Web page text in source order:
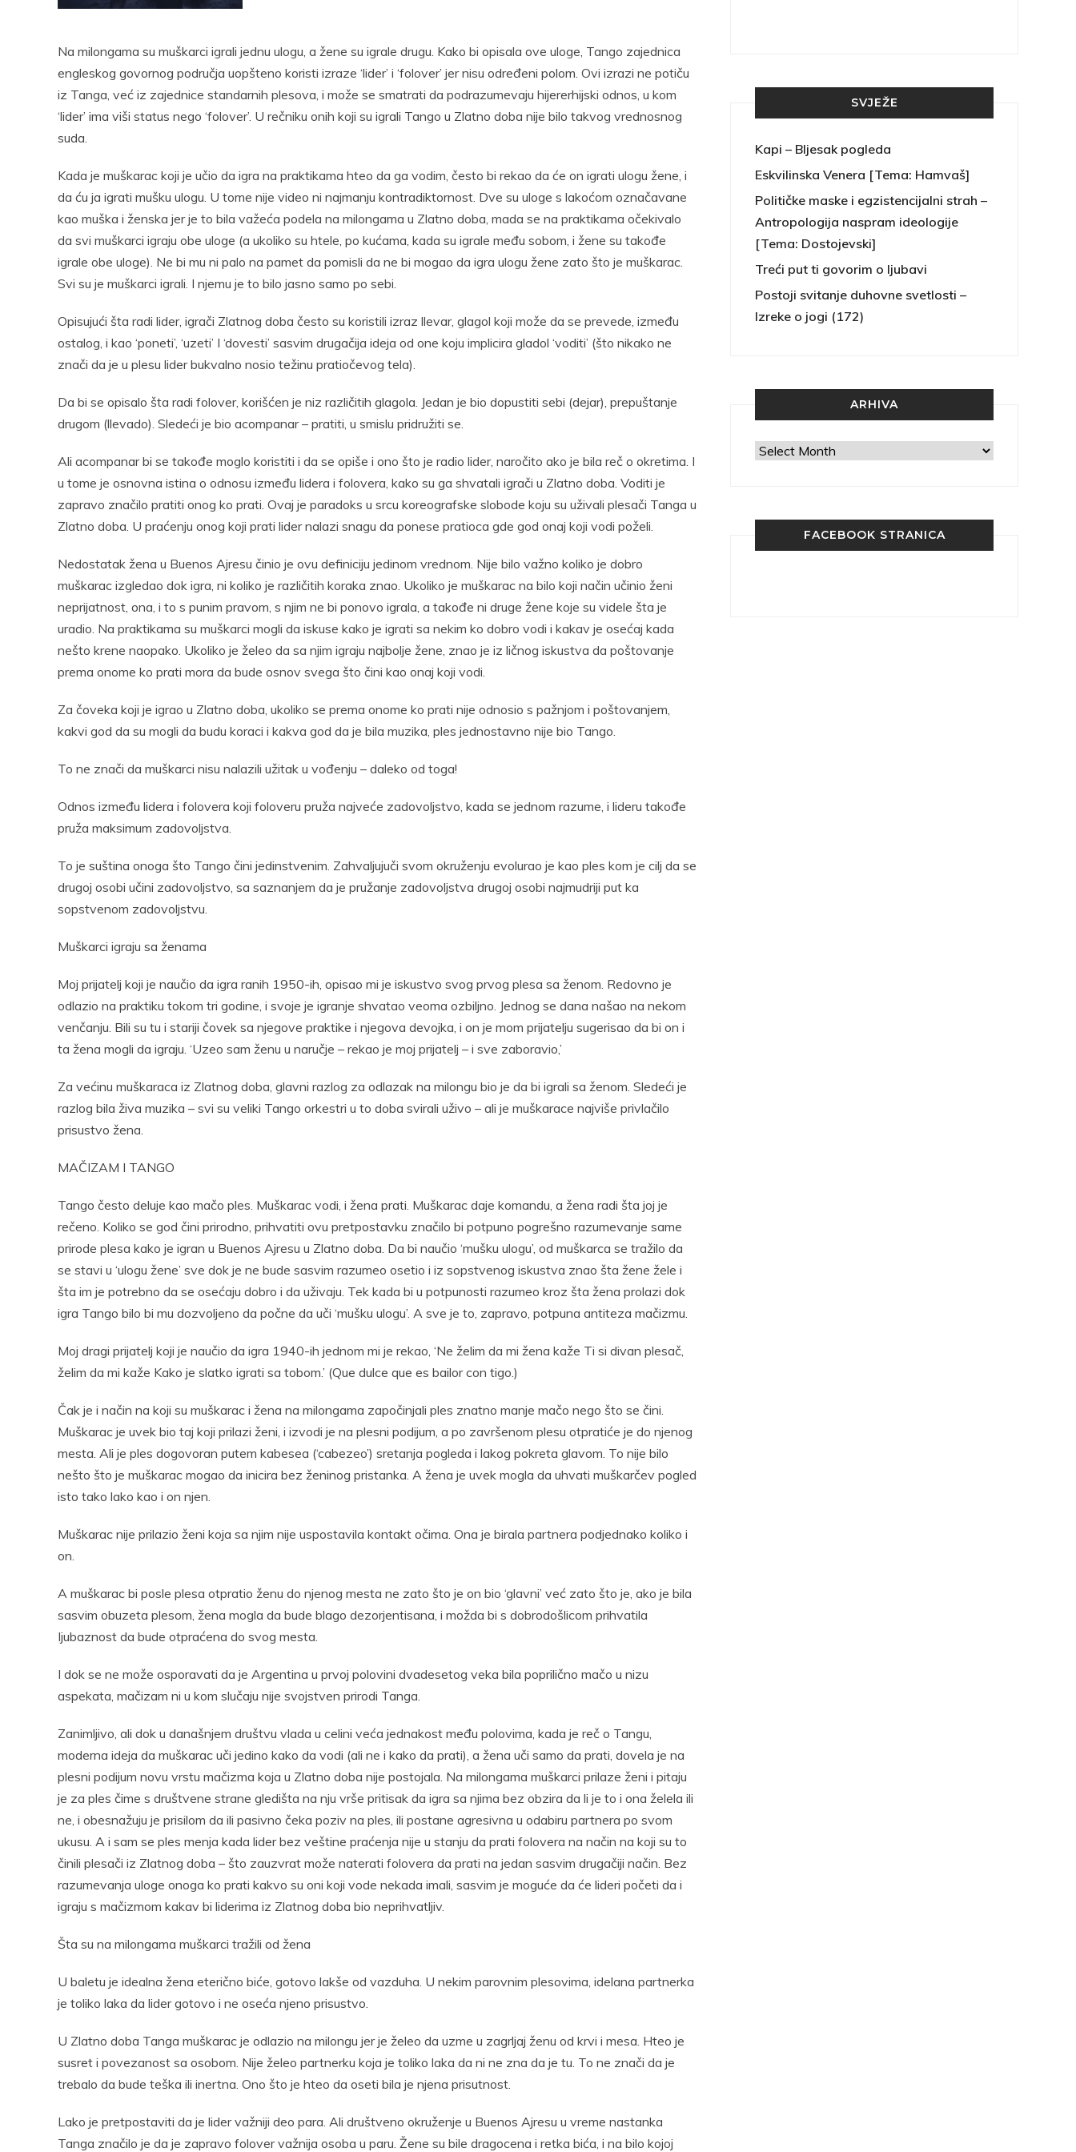
Na milongama su muškarci igrali jednu ulogu, a žene su igrale drugu. Kako bi opisala ove uloge, Tango zajednica
engleskog govornog područja uopšteno koristi izraze ‘lider’ i ‘folover’ jer nisu određeni polom. Ovi izrazi ne potiču
iz Tanga, već iz zajednice standarnih plesova, i može se smatrati da podrazumevaju hijererhijski odnos, u kom
‘lider’ ima viši status nego ‘folover’. U rečniku onih koji su igrali Tango u Zlatno doba nije bilo takvog vrednosnog
suda.
Kada je muškarac koji je učio da igra na praktikama hteo da ga vodim, često bi rekao da će on igrati ulogu žene, i
da ću ja igrati mušku ulogu. U tome nije video ni najmanju kontradiktornost. Dve su uloge s lakoćom označavane
kao muška i ženska jer je to bila važeća podela na milongama u Zlatno doba, mada se na praktikama očekivalo
da svi muškarci igraju obe uloge (a ukoliko su htele, po kućama, kada su igrale među sobom, i žene su takođe
igrale obe uloge). Ne bi mu ni palo na pamet da pomisli da ne bi mogao da igra ulogu žene zato što je muškarac.
Svi su je muškarci igrali. I njemu je to bilo jasno samo po sebi.
Opisujući šta radi lider, igrači Zlatnog doba često su koristili izraz llevar, glagol koji može da se prevede, između
ostalog, i kao ‘poneti’, ‘uzeti’ I ‘dovesti’ sasvim drugačija ideja od one koju implicira gladol ‘voditi’ (što nikako ne
znači da je u plesu lider bukvalno nosio težinu pratiočevog tela).
Da bi se opisalo šta radi folover, korišćen je niz različitih glagola. Jedan je bio dopustiti sebi (dejar), prepuštanje
drugom (llevado). Sledeći je bio acompanar – pratiti, u smislu pridružiti se.
Ali acompanar bi se takođe moglo koristiti i da se opiše i ono što je radio lider, naročito ako je bila reč o okretima. I
u tome je osnovna istina o odnosu između lidera i folovera, kako su ga shvatali igrači u Zlatno doba. Voditi je
zapravo značilo pratiti onog ko prati. Ovaj je paradoks u srcu koreografske slobode koju su uživali plesači Tanga u
Zlatno doba. U praćenju onog koji prati lider nalazi snagu da ponese pratioca gde god onaj koji vodi poželi.
Nedostatak žena u Buenos Ajresu činio je ovu definiciju jedinom vrednom. Nije bilo važno koliko je dobro
muškarac izgledao dok igra, ni koliko je različitih koraka znao. Ukoliko je muškarac na bilo koji način učinio ženi
neprijatnost, ona, i to s punim pravom, s njim ne bi ponovo igrala, a takođe ni druge žene koje su videle šta je
uradio. Na praktikama su muškarci mogli da iskuse kako je igrati sa nekim ko dobro vodi i kakav je osećaj kada
nešto krene naopako. Ukoliko je želeo da sa njim igraju najbolje žene, znao je iz ličnog iskustva da poštovanje
prema onome ko prati mora da bude osnov svega što čini kao onaj koji vodi.
Za čoveka koji je igrao u Zlatno doba, ukoliko se prema onome ko prati nije odnosio s pažnjom i poštovanjem,
kakvi god da su mogli da budu koraci i kakva god da je bila muzika, ples jednostavno nije bio Tango.
To ne znači da muškarci nisu nalazili užitak u vođenju – daleko od toga!
Odnos između lidera i folovera koji foloveru pruža najveće zadovoljstvo, kada se jednom razume, i lideru takođe
pruža maksimum zadovoljstva.
To je suština onoga što Tango čini jedinstvenim. Zahvaljujuči svom okruženju evolurao je kao ples kom je cilj da se
drugoj osobi učini zadovoljstvo, sa saznanjem da je pružanje zadovoljstva drugoj osobi najmudriji put ka
sopstvenom zadovoljstvu.
Muškarci igraju sa ženama
Moj prijatelj koji je naučio da igra ranih 1950-ih, opisao mi je iskustvo svog prvog plesa sa ženom. Redovno je
odlazio na praktiku tokom tri godine, i svoje je igranje shvatao veoma ozbiljno. Jednog se dana našao na nekom
venčanju. Bili su tu i stariji čovek sa njegove praktike i njegova devojka, i on je mom prijatelju sugerisao da bi on i
ta žena mogli da igraju. ‘Uzeo sam ženu u naručje – rekao je moj prijatelj – i sve zaboravio,’
Za većinu muškaraca iz Zlatnog doba, glavni razlog za odlazak na milongu bio je da bi igrali sa ženom. Sledeći je
razlog bila živa muzika – svi su veliki Tango orkestri u to doba svirali uživo – ali je muškarace najviše privlačilo
prisustvo žena.
MAČIZAM I TANGO
Tango često deluje kao mačo ples. Muškarac vodi, i žena prati. Muškarac daje komandu, a žena radi šta joj je
rečeno. Koliko se god čini prirodno, prihvatiti ovu pretpostavku značilo bi potpuno pogrešno razumevanje same
prirode plesa kako je igran u Buenos Ajresu u Zlatno doba. Da bi naučio ‘mušku ulogu’, od muškarca se tražilo da
se stavi u ‘ulogu žene’ sve dok je ne bude sasvim razumeo osetio i iz sopstvenog iskustva znao šta žene žele i
šta im je potrebno da se osećaju dobro i da uživaju. Tek kada bi u potpunosti razumeo kroz šta žena prolazi dok
igra Tango bilo bi mu dozvoljeno da počne da uči ‘mušku ulogu’. A sve je to, zapravo, potpuna antiteza mačizmu.
Moj dragi prijatelj koji je naučio da igra 1940-ih jednom mi je rekao, ‘Ne želim da mi žena kaže Ti si divan plesač,
želim da mi kaže Kako je slatko igrati sa tobom.’ (Que dulce que es bailor con tigo.)
Čak je i način na koji su muškarac i žena na milongama započinjali ples znatno manje mačo nego što se čini.
Muškarac je uvek bio taj koji prilazi ženi, i izvodi je na plesni podijum, a po završenom plesu otpratiće je do njenog
mesta. Ali je ples dogovoran putem kabesea (‘cabezeo’) sretanja pogleda i lakog pokreta glavom. To nije bilo
nešto što je muškarac mogao da inicira bez ženinog pristanka. A žena je uvek mogla da uhvati muškarčev pogled
isto tako lako kao i on njen.
Muškarac nije prilazio ženi koja sa njim nije uspostavila kontakt očima. Ona je birala partnera podjednako koliko i
on.
A muškarac bi posle plesa otpratio ženu do njenog mesta ne zato što je on bio ‘glavni’ već zato što je, ako je bila
sasvim obuzeta plesom, žena mogla da bude blago dezorjentisana, i možda bi s dobrodošlicom prihvatila
Ijubaznost da bude otpraćena do svog mesta.
I dok se ne može osporavati da je Argentina u prvoj polovini dvadesetog veka bila poprilično mačo u nizu
aspekata, mačizam ni u kom slučaju nije svojstven prirodi Tanga.
Zanimljivo, ali dok u današnjem društvu vlada u celini veća jednakost među polovima, kada je reč o Tangu,
moderna ideja da muškarac uči jedino kako da vodi (ali ne i kako da prati), a žena uči samo da prati, dovela je na
plesni podijum novu vrstu mačizma koja u Zlatno doba nije postojala. Na milongama muškarci prilaze ženi i pitaju
je za ples čime s društvene strane gledišta na nju vrše pritisak da igra sa njima bez obzira da li je to i ona želela ili
ne, i obesnažuju je prisilom da ili pasivno čeka poziv na ples, ili postane agresivna u odabiru partnera po svom
ukusu. A i sam se ples menja kada lider bez veštine praćenja nije u stanju da prati folovera na način na koji su to
činili plesači iz Zlatnog doba – što zauzvrat može naterati folovera da prati na jedan sasvim drugačiji način. Bez
razumevanja uloge onoga ko prati kakvo su oni koji vode nekada imali, sasvim je moguće da će lideri početi da i
igraju s mačizmom kakav bi liderima iz Zlatnog doba bio neprihvatljiv.
Šta su na milongama muškarci tražili od žena
U baletu je idealna žena eterično biće, gotovo lakše od vazduha. U nekim parovnim plesovima, idelana partnerka
je toliko laka da lider gotovo i ne oseća njeno prisustvo.
U Zlatno doba Tanga muškarac je odlazio na milongu jer je želeo da uzme u zagrljaj ženu od krvi i mesa. Hteo je
susret i povezanost sa osobom. Nije želeo partnerku koja je toliko laka da ni ne zna da je tu. To ne znači da je
trebalo da bude teška ili inertna. Ono što je hteo da oseti bila je njena prisutnost.
Lako je pretpostaviti da je lider važniji deo para. Ali društveno okruženje u Buenos Ajresu u vreme nastanka
Tanga značilo je da je zapravo folover važnija osoba u paru. Žene su bile dragocena i retka bića, i na bilo kojoj
SVJEŽE
Kapi – Bljesak pogleda
Eskvilinska Venera [Tema: Hamvaš]
Političke maske i egzistencijalni strah –
Antropologija naspram ideologije
[Tema: Dostojevski]
Treći put ti govorim o ljubavi
Postoji svitanje duhovne svetlosti –
Izreke o jogi (172)
ARHIVA
Arhiva
FACEBOOK STRANICA